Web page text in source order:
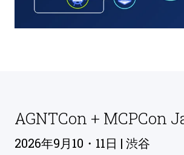
AGNTCon + MCPCon
2026年9月10・11日 | 渋谷